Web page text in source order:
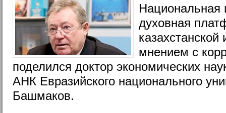
Национальная
духовная
мнением с
поделился доктор экономических
АНК Евразийского национального
Башмаков.